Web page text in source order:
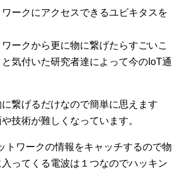
ークにアクセスできるユビキタスを
ワークから更に物に繋げたらすごいこ
気付いた研究者達によって今のIoT通
繋げるだけなので簡単に思えます
技術が難しくなっています。
トワークの情報をキャッチするので物
ってくる電波は１つなのでハッキン